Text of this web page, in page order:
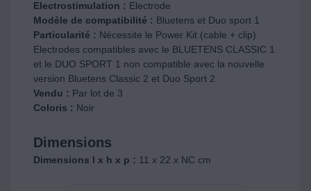
Electrostimulation : Electrode
Modèle de compatibilité : Bluetens et Duo sport 1
Particularité : Nécessite le Power Kit (cable + clip)
Electrodes compatibles avec le BLUETENS CLASSIC 1
et le DUO SPORT 1 non compatible avec la nouvelle
version Bluetens Classic 2 et Duo Sport 2
Vendu : Par lot de 3
Coloris : Noir
Dimensions
Dimensions l x h x p : 11 x 22 x NC cm